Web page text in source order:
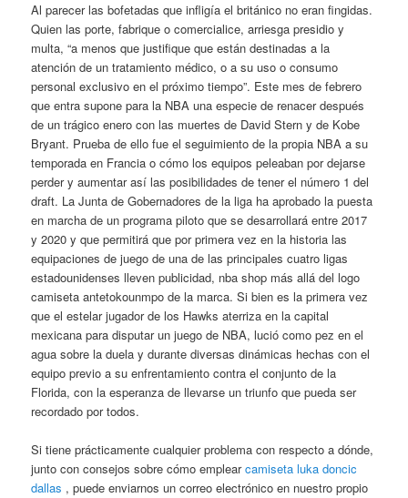
Al parecer las bofetadas que infligía el británico no eran fingidas.
Quien las porte, fabrique o comercialice, arriesga presidio y
multa, “a menos que justifique que están destinadas a la
atención de un tratamiento médico, o a su uso o consumo
personal exclusivo en el próximo tiempo”. Este mes de febrero
que entra supone para la NBA una especie de renacer después
de un trágico enero con las muertes de David Stern y de Kobe
Bryant. Prueba de ello fue el seguimiento de la propia NBA a su
temporada en Francia o cómo los equipos peleaban por dejarse
perder y aumentar así las posibilidades de tener el número 1 del
draft. La Junta de Gobernadores de la liga ha aprobado la puesta
en marcha de un programa piloto que se desarrollará entre 2017
y 2020 y que permitirá que por primera vez en la historia las
equipaciones de juego de una de las principales cuatro ligas
estadounidenses lleven publicidad, nba shop más allá del logo
camiseta antetokounmpo de la marca. Si bien es la primera vez
que el estelar jugador de los Hawks aterriza en la capital
mexicana para disputar un juego de NBA, lució como pez en el
agua sobre la duela y durante diversas dinámicas hechas con el
equipo previo a su enfrentamiento contra el conjunto de la
Florida, con la esperanza de llevarse un triunfo que pueda ser
recordado por todos.
Si tiene prácticamente cualquier problema con respecto a dónde,
junto con consejos sobre cómo emplearcamiseta luka doncic
dallas , puede enviarnos un correo electrónico en nuestro propio